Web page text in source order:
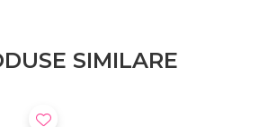
SIMILARE